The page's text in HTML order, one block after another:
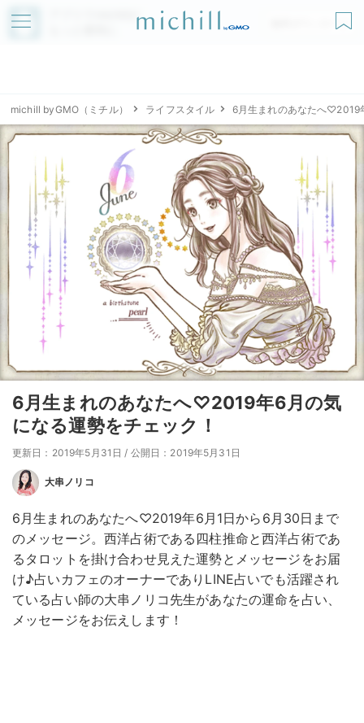
アプリでmichillが
無料ダウンロード
michill byGMO（ミチル） ライフスタイル 6月生まれのあなたへ♡2019
6月生まれのあなたへ♡2019年6月の気
になる運勢をチェック！
更新日：2019年5月31日 / 公開日：2019年5月31日
大串ノリコ
6月生まれのあなたへ♡2019年6月1日から6月30日まで
のメッセージ。西洋占術である四柱推命と西洋占術であ
るタロットを掛け合わせ見えた運勢とメッセージをお届
け♪占いカフェのオーナーでありLINE占いでも活躍され
ている占い師の大串ノリコ先生があなたの運命を占い、
メッセージをお伝えします！